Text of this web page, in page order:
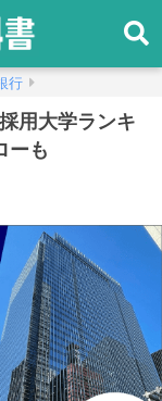
行
用大学ランキ
ーも